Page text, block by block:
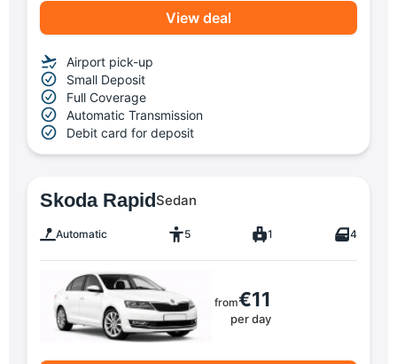
View deal
Airport pick-up
Small Deposit
Full Coverage
Automatic Transmission
Debit card for deposit
Skoda Rapid Sedan
Automatic 5 1 4
from€11
per day